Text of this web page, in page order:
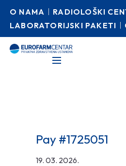
O NAMA
RADIOLOŠKI
LABORATORIJSKI PAKETI
Pay #1725051
19. 03. 2026.